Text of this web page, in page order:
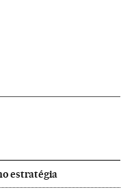
estratégia